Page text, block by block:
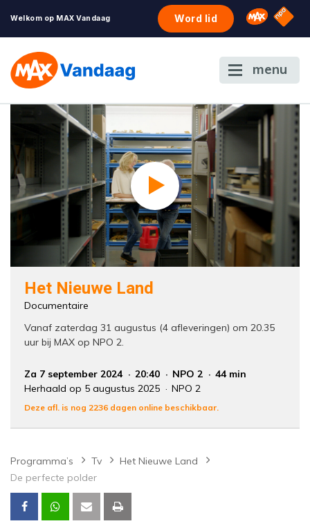
Welkom op MAX Vandaag Word lid Omroep
NPO
menu
Het Nieuwe Land
Documentaire
Vanaf zaterdag 31 augustus (4 afleveringen) om 20.35
uur bij MAX op NPO 2.
Za 7 september 2024 20:40 NPO 2
44 min
Herhaald op 5 augustus 2025
NPO 2
Deze afl. is nog 2236 dagen online beschikbaar.
Programma’s Tv
Het Nieuwe Land
De perfecte polder